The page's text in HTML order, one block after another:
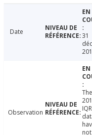
Date
31
Observation
The
IQR